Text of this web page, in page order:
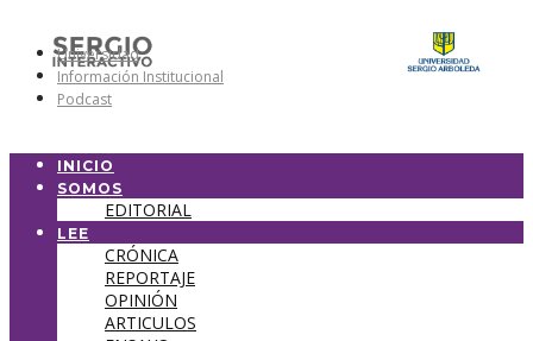
Universidad
Información Institucional
Podcast
INICIO
SOMOS
EDITORIAL
LEE
CRÓNICA
REPORTAJE
OPINIÓN
ARTICULOS